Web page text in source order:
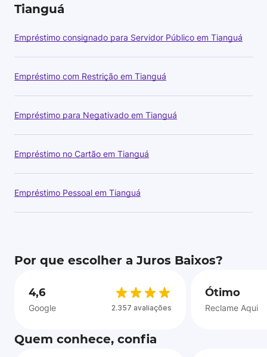
Tianguá
Empréstimo consignado para Servidor Público em Tianguá
Empréstimo com Restrição em Tianguá
Empréstimo para Negativado em Tianguá
Empréstimo no Cartão em Tianguá
Empréstimo Pessoal em Tianguá
Por que escolher a Juros Baixos?
4,6
Google 2.357 avaliações
Ótimo
Reclame Aqui
Quem conhece, confia